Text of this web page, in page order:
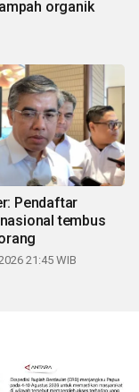
organik
Pendaftar
tembus
21:45 WIB